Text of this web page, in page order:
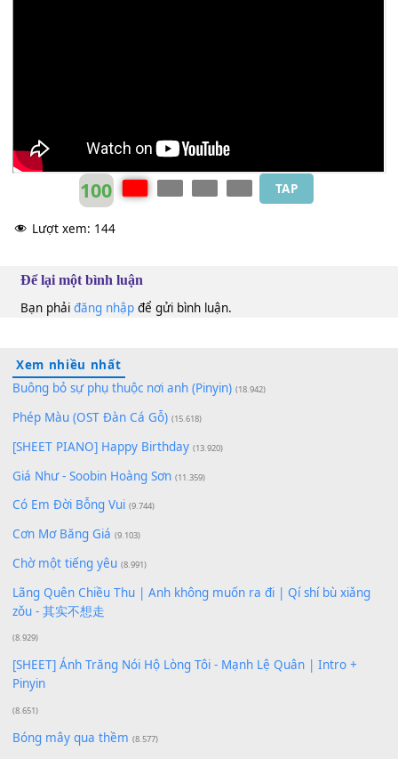
100
Lượt xem: 144
Để lại một bình luận
Bạn phảiđăng nhậpđể gửi bình luận.
Xem nhiều nhất
Buông bỏ sự phụ thuộc nơi anh (Pinyin)
Phép Màu (OST Đàn Cá Gỗ)
[SHEET PIANO] Happy Birthday
Giá Như - Soobin Hoàng Sơn
Có Em Đời Bỗng Vui (9.744)
Cơn Mơ Băng Giá
Chờ một tiếng yêu (8.991)